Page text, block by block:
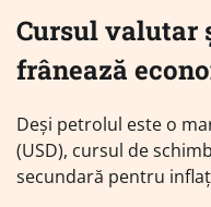
Cursul
frânează
Deși petrolul este o
(USD), cursul de
secundară pentru